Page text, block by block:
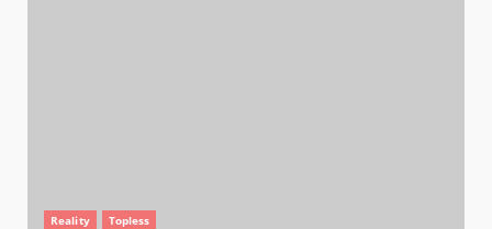
Reality Topless